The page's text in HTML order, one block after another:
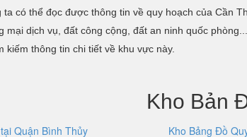
có thể đọc được thông tin về quy hoạch của Cần
mại dịch vụ, đất công cộng, đất an ninh quốc
kiếm thông tin chi tiết về khu vực này.
Kho Bản
Quận Bình Thủy Kho Bảng Đồ